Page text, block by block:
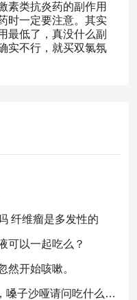
素类抗炎药的副作用
时一定要注意。其实
最低了，真没什么副
实不行，就买双氯氛
纤维瘤是多发性的
可以一起吃么？
然开始咳嗽。
你好，鼻炎犯了，鼻子不通，嗓子沙哑请问吃什么药比较好？